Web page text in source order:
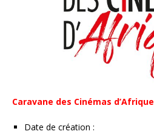
Caravane des Cinémas d’Afrique
Date de création :